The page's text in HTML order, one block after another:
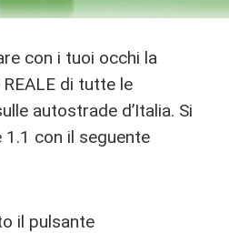
con i tuoi occhi la
di tutte le
autostrade d’Italia. Si
1.1 con il seguente
il pulsante